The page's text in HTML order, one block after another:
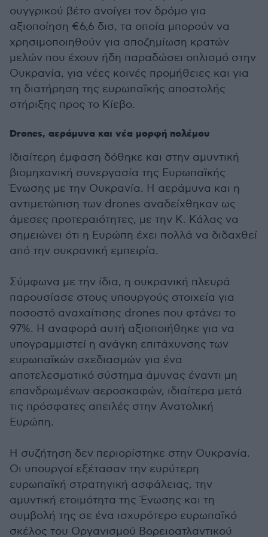
ουγγρικού βέτο ανοίγει τον δρόμο για
αξιοποίηση €6,6 δισ, τα οποία μπορούν να
χρησιμοποιηθούν για αποζημίωση κρατών
μελών που έχουν ήδη παραδώσει οπλισμό στην
Ουκρανία, για νέες κοινές προμήθειες και για
τη διατήρηση της ευρωπαϊκής αποστολής
στήριξης προς το Κίεβο.
Drones, αεράμυνα και νέα μορφή πολέμου
Ιδιαίτερη έμφαση δόθηκε και στην αμυντική
βιομηχανική συνεργασία της Ευρωπαϊκής
Ένωσης με την Ουκρανία. Η αεράμυνα και η
αντιμετώπιση των drones αναδείχθηκαν ως
άμεσες προτεραιότητες, με την Κ. Κάλας να
σημειώνει ότι η Ευρώπη έχει πολλά να διδαχθεί
από την ουκρανική εμπειρία.
Σύμφωνα με την ίδια, η ουκρανική πλευρά
παρουσίασε στους υπουργούς στοιχεία για
ποσοστό αναχαίτισης drones που φτάνει το
97%. Η αναφορά αυτή αξιοποιήθηκε για να
υπογραμμιστεί η ανάγκη επιτάχυνσης των
ευρωπαϊκών σχεδιασμών για ένα
αποτελεσματικό σύστημα άμυνας έναντι μη
επανδρωμένων αεροσκαφών, ιδιαίτερα μετά
τις πρόσφατες απειλές στην Ανατολική
Ευρώπη.
Η συζήτηση δεν περιορίστηκε στην Ουκρανία.
Οι υπουργοί εξέτασαν την ευρύτερη
ευρωπαϊκή στρατηγική ασφάλειας, την
αμυντική ετοιμότητα της Ένωσης και τη
συμβολή της σε ένα ισχυρότερο ευρωπαϊκό
σκέλος του Οργανισμού Βορειοατλαντικού